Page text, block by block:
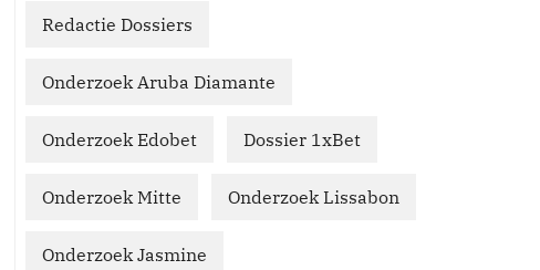
Redactie Dossiers
Onderzoek Aruba Diamante
Onderzoek Edobet Dossier 1xBet
Onderzoek Mitte Onderzoek Lissabon
Onderzoek Jasmine